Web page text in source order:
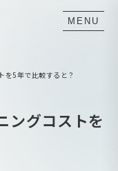
MENU
を5年で比較すると？
ングコストを